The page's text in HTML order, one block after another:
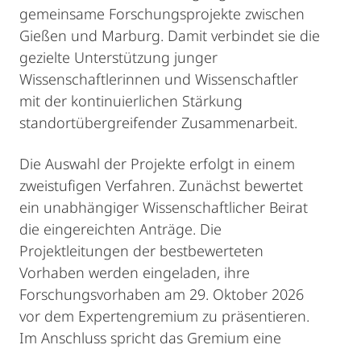
gemeinsame Forschungsprojekte zwischen
Gießen und Marburg. Damit verbindet sie die
gezielte Unterstützung junger
Wissenschaftlerinnen und Wissenschaftler
mit der kontinuierlichen Stärkung
standortübergreifender Zusammenarbeit.
Die Auswahl der Projekte erfolgt in einem
zweistufigen Verfahren. Zunächst bewertet
ein unabhängiger Wissenschaftlicher Beirat
die eingereichten Anträge. Die
Projektleitungen der bestbewerteten
Vorhaben werden eingeladen, ihre
Forschungsvorhaben am 29. Oktober 2026
vor dem Expertengremium zu präsentieren.
Im Anschluss spricht das Gremium eine